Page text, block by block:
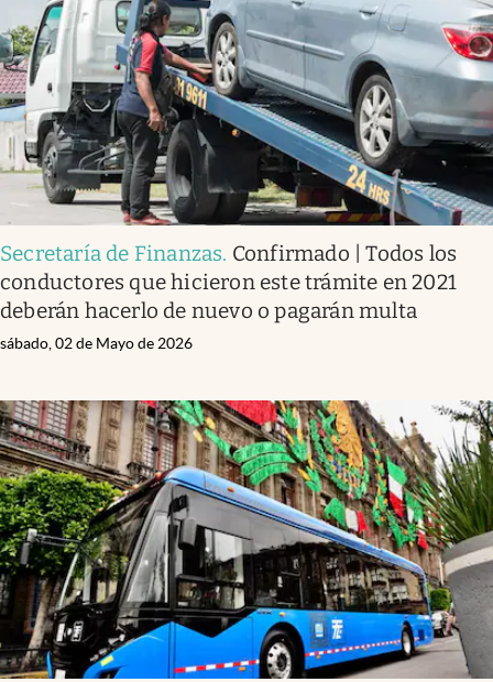
Secretaría de Finanzas. Confirmado | Todos los
conductores que hicieron este trámite en 2021
deberán hacerlo de nuevo o pagarán multa
sábado, 02 de Mayo de 2026